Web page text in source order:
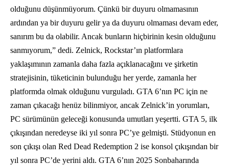
olduğunu düşünmüyorum. Çünkü bir duyuru olmamasının
ardından ya bir duyuru gelir ya da duyuru olmaması devam eder,
sanırım bu da olabilir. Ancak bunların hiçbirinin kesin olduğunu
sanmıyorum,” dedi. Zelnick, Rockstar’ın platformlara
yaklaşımının zamanla daha fazla açıklanacağını ve şirketin
stratejisinin, tüketicinin bulunduğu her yerde, zamanla her
platformda olmak olduğunu vurguladı. GTA 6’nın PC için ne
zaman çıkacağı henüz bilinmiyor, ancak Zelnick’in yorumları,
PC sürümünün geleceği konusunda umutları yeşertti. GTA 5, ilk
çıkışından neredeyse iki yıl sonra PC’ye gelmişti. Stüdyonun en
son çıkışı olan Red Dead Redemption 2 ise konsol çıkışından bir
yıl sonra PC’de yerini aldı. GTA 6’nın 2025 Sonbaharında